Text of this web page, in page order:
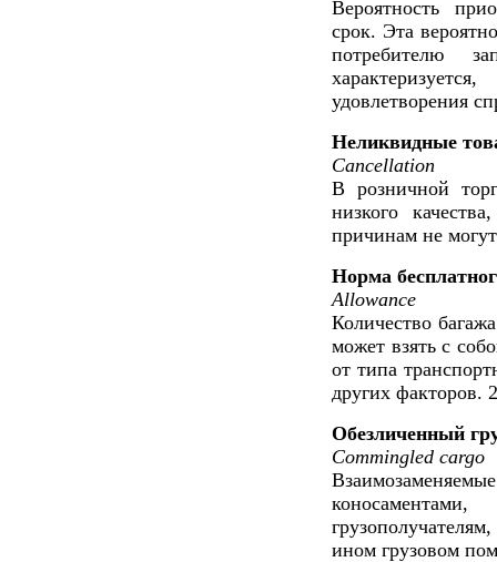
Вероятность
срок. Эта
потребителю
удовлетворения
Неликвидные
Cancellation
В розничной
низкого
причинам не
Норма
Allowance
Количество
может взять с
от типа
других факторов.
Обезличенный
Commingled cargo
ином грузовом